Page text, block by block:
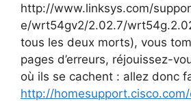
http://www.linksys.com/
e/wrt54gv2/2.02.7/
tous les deux morts), vous
pages d’erreurs, réjouissez-
où ils se cachent : allez donc
http://